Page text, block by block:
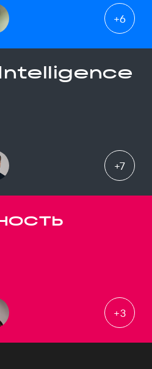
+6
+7
+3